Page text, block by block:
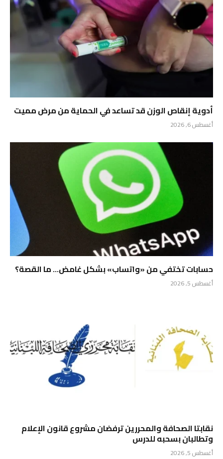
أدوية إنقاص الوزن قد تساعد في الحماية من مرض مميت
أغسطس 6, 2026
حسابات تختفي من «واتساب» بشكل غامض… ما القصة؟
أغسطس 5, 2026
نقابتا الصحافة والمحررين ترفضان مشروع قانون الإعلام
وتطالبان بسحبه للدرس
أغسطس 5, 2026